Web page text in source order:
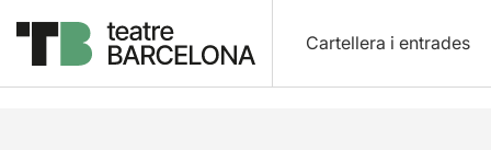
Cartellera i entrades
Descripció Fitxa artística